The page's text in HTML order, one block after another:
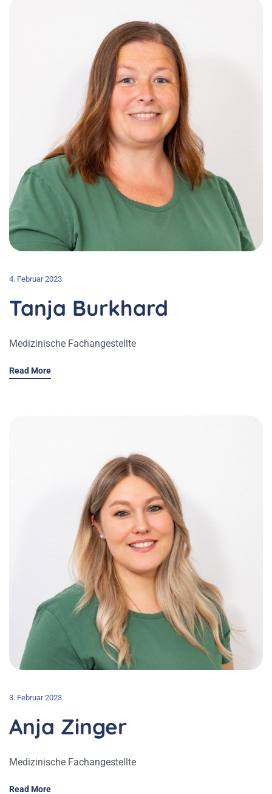
4. Februar 2023
Tanja Burkhard
Medizinische Fachangestellte
Read More
3. Februar 2023
Anja Zinger
Medizinische Fachangestellte
Read More